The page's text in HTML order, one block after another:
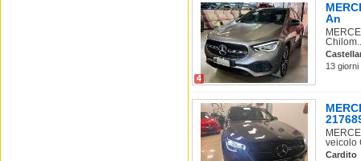
4
An
13
veicolo
Cardito